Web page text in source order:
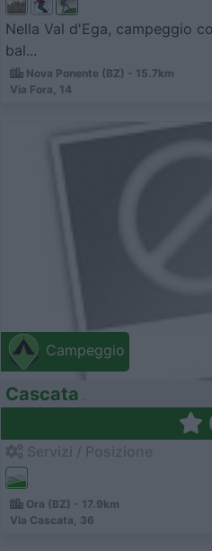
Nella Val d'Ega, campeggio
bal...
Nova Ponente (BZ) - 15.7km
Via Fora, 14
Campeggio
Cascata
Ora (BZ) - 17.9km
Via Cascata, 36